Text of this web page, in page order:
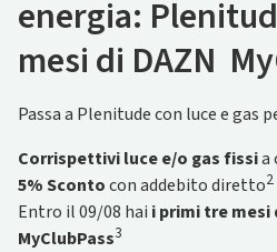
energia:
mesi di DAZN
Passa a Plenitude con luce e gas
Corrispettivi luce e/o gas fissia
5% Scontocon addebito diretto2
Entro il 09/08 hai i primi tre mesi
MyClubPass3
Plenitude
Scopri Plenitude Fibraa soli
tecnologia FTTH
. In più, se
hai unosmartwatch Amazfit
omaggio. L’offerta non include il
partire da
Con ilfotovoltaico da
Protetto,contro i danni da
maltempo**.
Scopri di
Più vantaggi
Per te c'è un nuovoregalo,
se scarichi l'App Enilive,
vantaggi sempre Più grandi.
Scopri di